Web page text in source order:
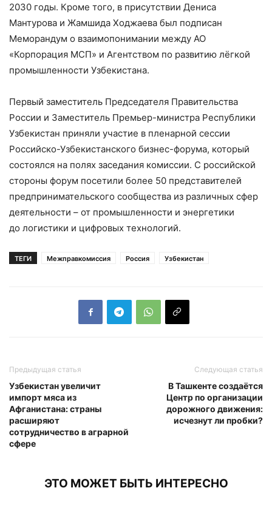
2030 годы. Кроме того, в присутствии Дениса
Мантурова и Жамшида Ходжаева был подписан
Меморандум о взаимопонимании между АО
«Корпорация МСП» и Агентством по развитию лёгкой
промышленности Узбекистана.
Первый заместитель Председателя Правительства
России и Заместитель Премьер-министра Республики
Узбекистан приняли участие в пленарной сессии
Российско-Узбекистанского бизнес-форума, который
состоялся на полях заседания комиссии. С российской
стороны форум посетили более 50 представителей
предпринимательского сообщества из различных сфер
деятельности – от промышленности и энергетики
до логистики и цифровых технологий.
ТЕГИ Межправкомиссия Россия Узбекистан
Предыдущая статья
Узбекистан увеличит
импорт мяса из
Афганистана: страны
расширяют
сотрудничество в аграрной
сфере
Следующая статья
В Ташкенте создаётся
Центр по организации
дорожного движения:
исчезнут ли пробки?
ЭТО МОЖЕТ БЫТЬ ИНТЕРЕСНО